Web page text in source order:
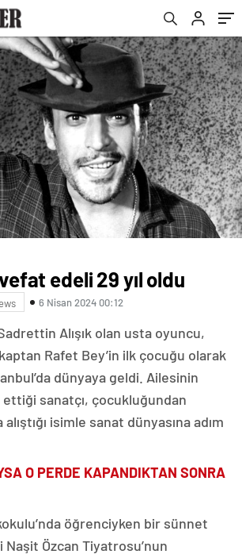
edeli 29 yıl oldu
6 Nisan 2024 00:12
Alışık olan usta oyuncu,
Rafet Bey’in ilk çocuğu olarak
dünyaya geldi. Ailesinin
ettiği sanatçı, çocukluğundan
isimle sanat dünyasına adım
O PERDE KAPANDIKTAN SONRA
öğrenciyken bir sünnet
Özcan Tiyatrosu’nun